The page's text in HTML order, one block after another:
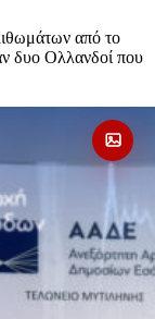
από το
δυο Ολλανδοί που